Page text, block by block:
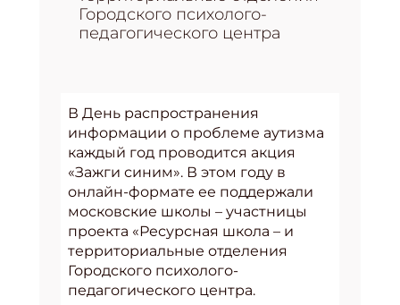
Городского психолого-
педагогического центра
В День распространения
информации о проблеме аутизма
каждый год проводится акция
«Зажги синим». В этом году в
онлайн-формате ее поддержали
московские школы – участницы
проекта «Ресурсная школа – и
территориальные отделения
Городского психолого-
педагогического центра.